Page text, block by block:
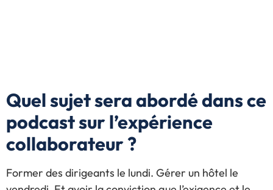
Quel sujet sera abordé dans ce
podcast sur l’expérience
collaborateur ?
Former des dirigeants le lundi. Gérer un hôtel le